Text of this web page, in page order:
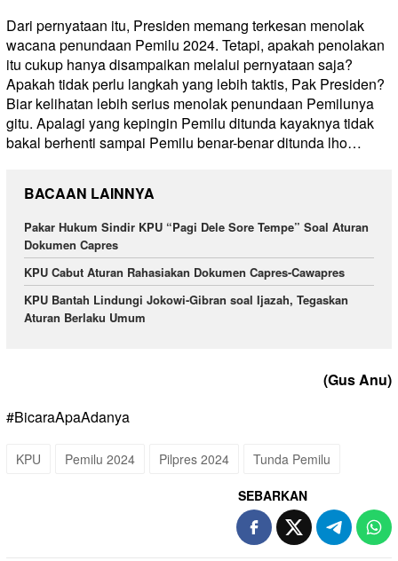
Dari pernyataan itu, Presiden memang terkesan menolak
wacana penundaan Pemilu 2024. Tetapi, apakah penolakan
itu cukup hanya disampaikan melalui pernyataan saja?
Apakah tidak perlu langkah yang lebih taktis, Pak Presiden?
Biar kelihatan lebih serius menolak penundaan Pemilunya
gitu. Apalagi yang kepingin Pemilu ditunda kayaknya tidak
bakal berhenti sampai Pemilu benar-benar ditunda lho…
BACAAN LAINNYA
Pakar Hukum Sindir KPU “Pagi Dele Sore Tempe” Soal Aturan
Dokumen Capres
KPU Cabut Aturan Rahasiakan Dokumen Capres-Cawapres
KPU Bantah Lindungi Jokowi-Gibran soal Ijazah, Tegaskan
Aturan Berlaku Umum
(Gus Anu)
#BicaraApaAdanya
KPU Pemilu 2024 Pilpres 2024 Tunda Pemilu
SEBARKAN